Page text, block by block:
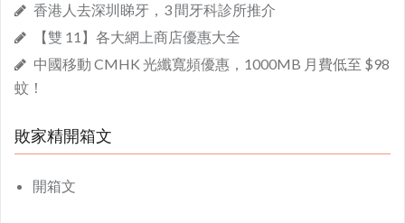
香港人去深圳睇牙，3 間牙科診所推介
【雙 11】各大網上商店優惠大全
中國移動 CMHK 光纖寬頻優惠，1000MB 月費低至 $98
蚊！
敗家精開箱文
開箱文